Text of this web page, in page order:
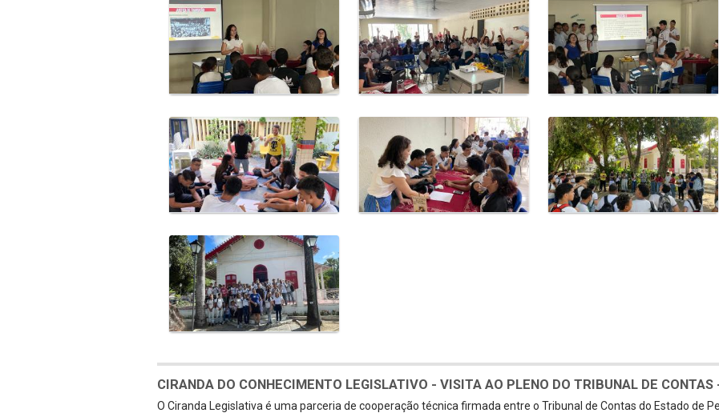
CIRANDA DO CONHECIMENTO LEGISLATIVO - VISITA AO PLENO DO TRIBUNAL DE
O Ciranda Legislativa é uma parceria de cooperação técnica firmada entre o Tribunal de Contas do Estado de